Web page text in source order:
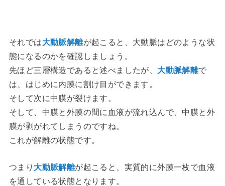
それでは大動脈解離が起こると、大動脈はどのような状
態になるのかを確認しましょう。
先ほど三層構造であると述べましたが、 大動脈解離で
は、はじめに内膜に割け目ができます。
そして次に中膜が裂けます。
そして、中膜と外膜の間に血液が流れ込んで、中膜と外
膜が剥がれてしまうのですね。
これが解離の状態です。
つまり 大動脈解離が起こると、実質的に外膜一枚で血液
を通している状態となります。